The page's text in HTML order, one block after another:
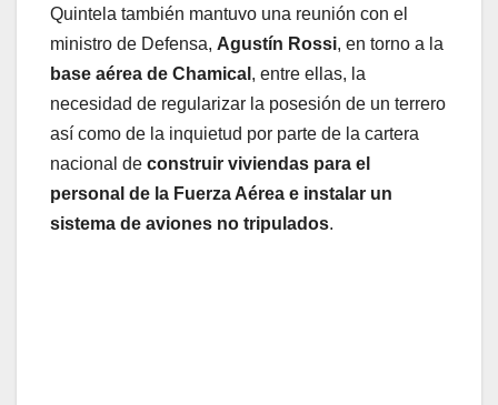
Quintela también mantuvo una reunión con el
ministro de Defensa, Agustín Rossi, en torno a la
base aérea de Chamical , entre ellas, la
necesidad de regularizar la posesión de un terrero
así como de la inquietud por parte de la cartera
nacional de construir viviendas para el
personal de la Fuerza Aérea e instalar un
sistema de aviones no tripulados.